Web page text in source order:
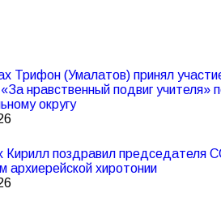
Трифон (Умалатов) принял
«За нравственный подвиг учителя»
округу
Кирилл поздравил председателя
архиерейской хиротонии